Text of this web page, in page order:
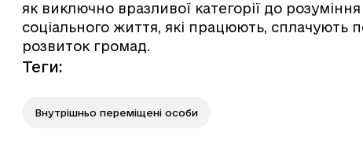
як виключно вразливої категорії до
соціального життя, які працюють, сплачують
розвиток громад.
Теги:
Внутрішньо переміщені особи